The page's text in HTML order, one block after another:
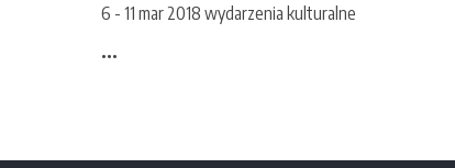
6 - 11 mar 2018 wydarzenia kulturalne
...